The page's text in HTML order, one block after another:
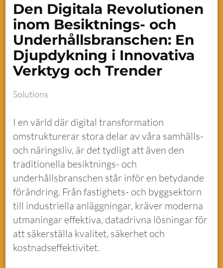
Den Digitala Revolutionen
inom Besiktnings- och
Underhållsbranschen: En
Djupdykning i Innovativa
Verktyg och Trender
Solutions
I en värld där digital transformation
omstrukturerar stora delar av våra samhälls-
och näringsliv, är det tydligt att även den
traditionella besiktnings- och
underhållsbranschen står inför en betydande
förändring. Från fastighets- och byggsektorn
till industriella anläggningar, kräver moderna
utmaningar effektiva, datadrivna lösningar för
att säkerställa kvalitet, säkerhet och
kostnadseffektivitet.